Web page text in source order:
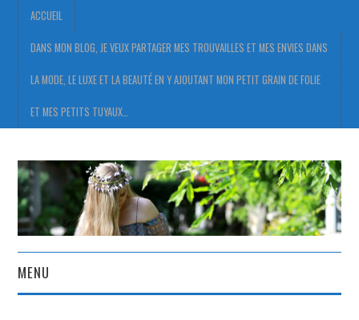
ACCUEIL
DANS MON BLOG, JE VEUX PARTAGER MES TROUVAILLES ET MES ENVIES DANS
LA MODE, LE LUXE ET LA BEAUTÉ EN Y AJOUTANT MON PETIT GRAIN DE FOLIE
ET MES PETITS TUYAUX…
MENU